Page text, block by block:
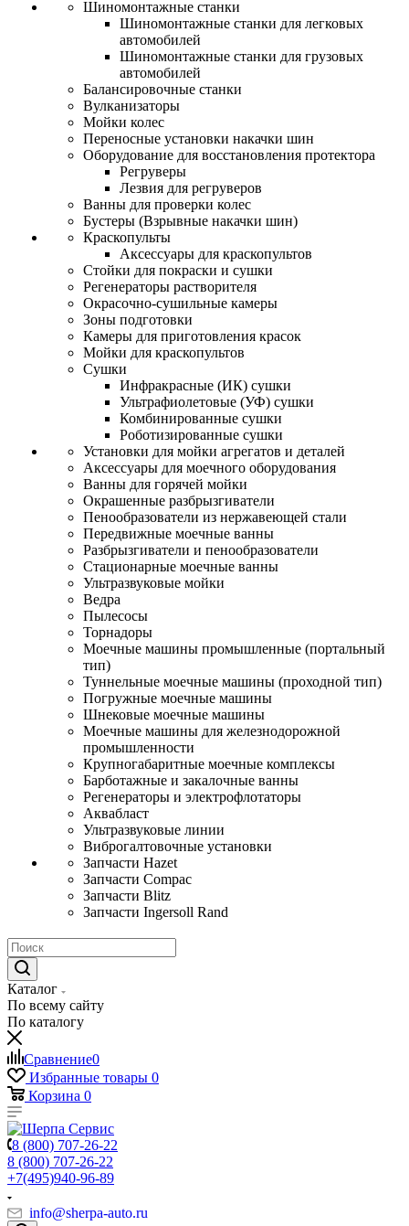
Шиномонтажные станки
Шиномонтажные станки для легковых
автомобилей
Шиномонтажные станки для грузовых
автомобилей
Балансировочные станки
Вулканизаторы
Мойки колес
Переносные установки накачки шин
Оборудование для восстановления протектора
Регруверы
Лезвия для регруверов
Ванны для проверки колес
Бустеры (Взрывные накачки шин)
Краскопульты
Аксессуары для краскопультов
Стойки для покраски и сушки
Регенераторы растворителя
Окрасочно-сушильные камеры
Зоны подготовки
Камеры для приготовления красок
Мойки для краскопультов
Сушки
Инфракрасные (ИК) сушки
Ультрафиолетовые (УФ) сушки
Комбинированные сушки
Роботизированные сушки
Установки для мойки агрегатов и деталей
Аксессуары для моечного оборудования
Ванны для горячей мойки
Окрашенные разбрызгиватели
Пенообразователи из нержавеющей стали
Передвижные моечные ванны
Разбрызгиватели и пенообразователи
Стационарные моечные ванны
Ультразвуковые мойки
Ведра
Пылесосы
Торнадоры
Моечные машины промышленные (портальный
тип)
Туннельные моечные машины (проходной тип)
Погружные моечные машины
Шнековые моечные машины
Моечные машины для железнодорожной
промышленности
Крупногабаритные моечные комплексы
Барботажные и закалочные ванны
Регенераторы и электрофлотаторы
Аквабласт
Ультразвуковые линии
Виброгалтовочные установки
Запчасти Hazet
Запчасти Compac
Запчасти Blitz
Запчасти Ingersoll Rand
Каталог
По всему сайту
По каталогу
Сравнение0
Избранные товары 0
Корзина 0
8 (800) 707-26-22
8 (800) 707-26-22
+7(495)940-96-89
info@sherpa-auto.ru